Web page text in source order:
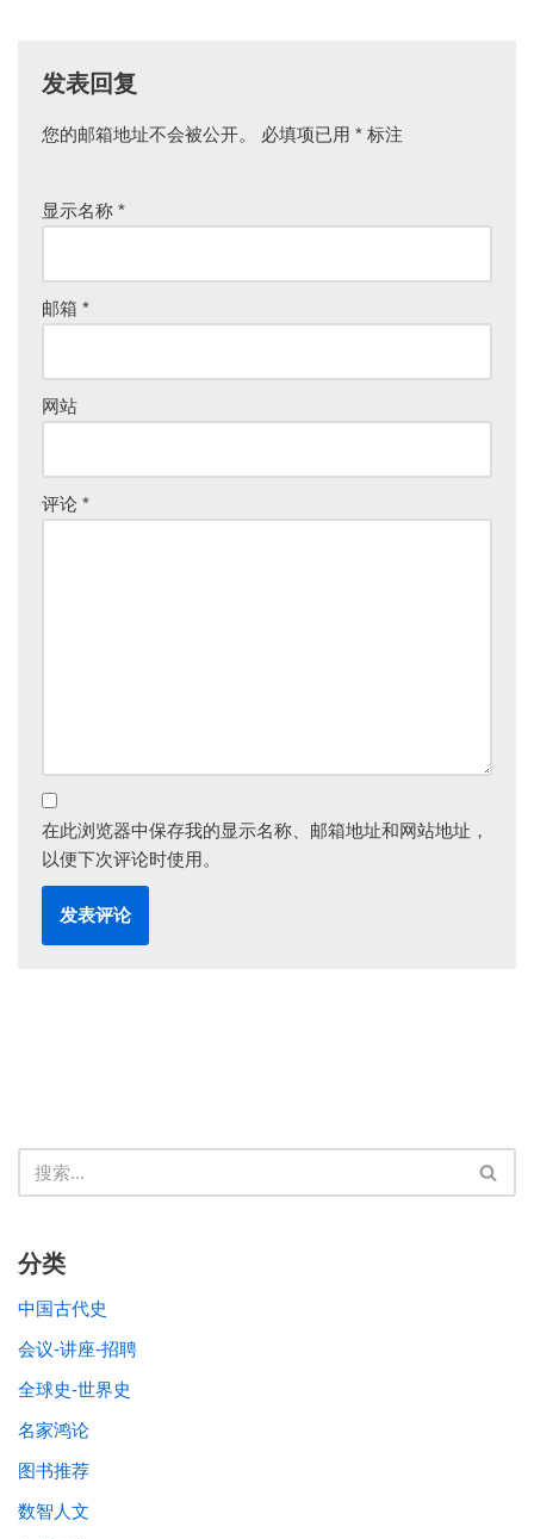
发表回复
您的邮箱地址不会被公开。 必填项已用 * 标注
显示名称 *
邮箱 *
网站
评论 *
在此浏览器中保存我的显示名称、邮箱地址和网站地址，
以便下次评论时使用。
分类
中国古代史
会议-讲座-招聘
全球史-世界史
名家鸿论
图书推荐
数智人文